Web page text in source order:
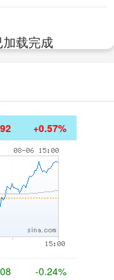
载完成
+0.57%
-0.24%